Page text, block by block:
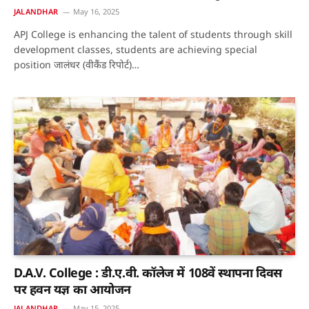
JALANDHAR May 16, 2025
APJ College is enhancing the talent of students through skill
development classes, students are achieving special
position जालंधर (वीकैंड रिपोर्ट)…
D.A.V. College : डी.ए.वी. कॉलेज में 108वें स्थापना दिवस
पर हवन यज्ञ का आयोजन